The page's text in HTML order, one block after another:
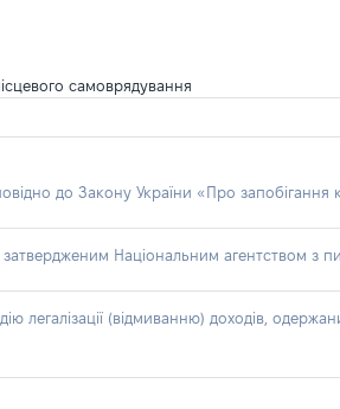
самоврядування
до Закону України «Про запобігання
Національним агентством з
легалізації (відмиванню) доходів,